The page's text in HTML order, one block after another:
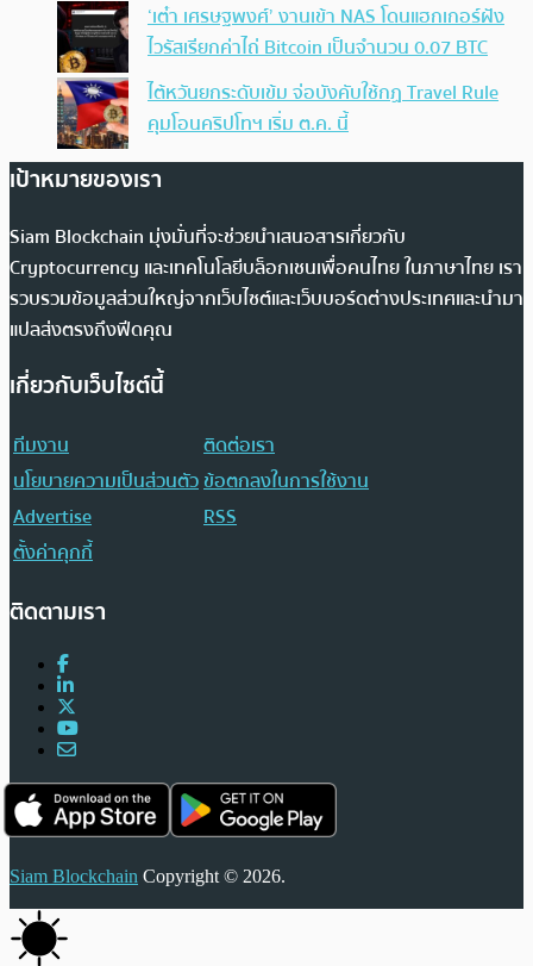
‘เต๋า เศรษฐพงศ์’ งานเข้า NAS โดนแฮกเกอร์ฝัง
ไวรัสเรียกค่าไถ่ Bitcoin เป็นจำนวน 0.07 BTC
ไต้หวันยกระดับเข้ม จ่อบังคับใช้กฏ Travel Rule
คุมโอนคริปโทฯ เริ่ม ต.ค. นี้
เป้าหมายของเรา
Siam Blockchain มุ่งมั่นที่จะช่วยนำเสนอสารเกี่ยวกับ
Cryptocurrency และเทคโนโลยีบล็อกเชนเพื่อคนไทย ในภาษาไทย เรา
รวบรวมข้อมูลส่วนใหญ่จากเว็บไซต์และเว็บบอร์ดต่างประเทศและนำมา
แปลส่งตรงถึงฟีดคุณ
เกี่ยวกับเว็บไซต์นี้
ทีมงาน
ติดต่อเรา
นโยบายความเป็นส่วนตัวข้อตกลงในการใช้งาน
Advertise
RSS
ตั้งค่าคุกกี้
ติดตามเรา
Siam Blockchain Copyright © 2026.